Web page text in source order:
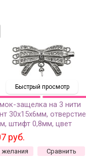
Быстрый просмотр
защелка на 3 нити
30х15х6мм, отверстие
штифт 0,8мм, цвет
латунь/цирконий,
064, 1шт
руб.
желания Сравнить